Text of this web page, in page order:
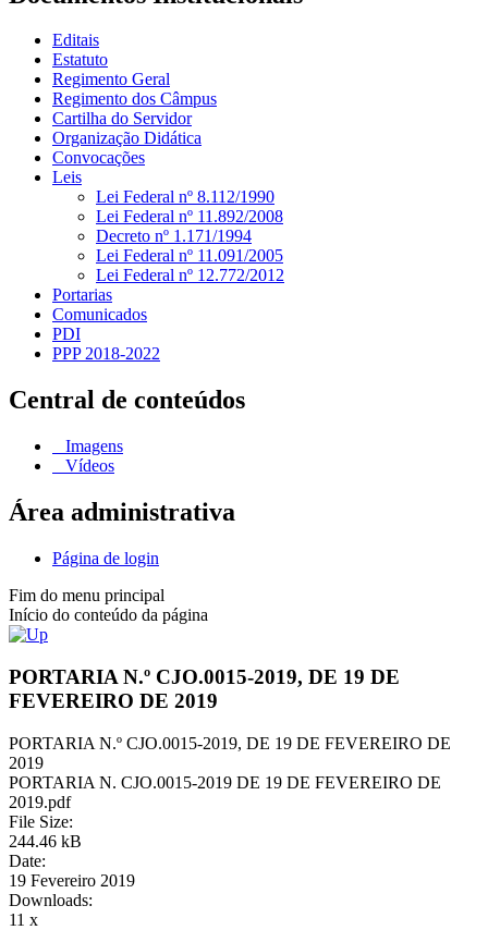
Editais
Estatuto
Regimento Geral
Regimento dos Câmpus
Cartilha do Servidor
Organização Didática
Convocações
Leis
Lei Federal nº 8.112/1990
Lei Federal nº 11.892/2008
Decreto nº 1.171/1994
Lei Federal nº 11.091/2005
Lei Federal nº 12.772/2012
Portarias
Comunicados
PDI
PPP 2018-2022
Central de conteúdos
Imagens
Vídeos
Área administrativa
Página de login
Fim do menu principal
Início do conteúdo da página
PORTARIA N.º CJO.0015-2019, DE 19 DE
FEVEREIRO DE 2019
PORTARIA N.º CJO.0015-2019, DE 19 DE FEVEREIRO DE
2019
PORTARIA N. CJO.0015-2019 DE 19 DE FEVEREIRO DE
2019.pdf
File Size:
244.46 kB
Date:
19 Fevereiro 2019
Downloads:
11 x